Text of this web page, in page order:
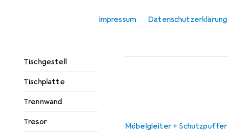
Impressum Datenschutzerklärung
Tischgestell
Tischplatte
Trennwand
Tresor
Beliebt Möbelgleiter +
Möbelgleiter + Schutzpuffer